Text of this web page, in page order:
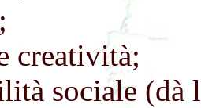
creatività;
sociale